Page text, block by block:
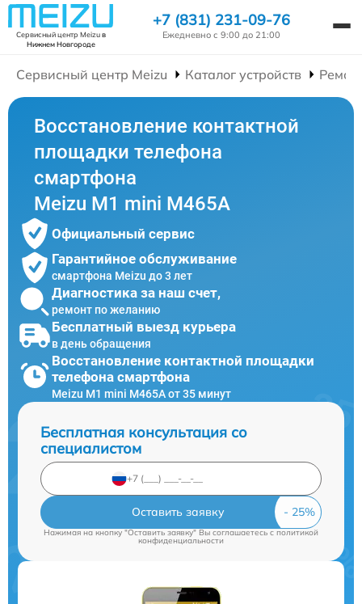
Сервисный центр Meizuв
Нижнем Новгороде
+7 (831) 231-09-76
Ежедневно с 9:00 до 21:00
Сервисный центр Meizu Каталог устройств
Восстановление контактной
площадки телефона
смартфона
Meizu M1 mini M465A
Официальный сервис
Гарантийное обслуживание
смартфона Meizu до 3 лет
Диагностика за наш счет,
ремонт по желанию
Бесплатный выезд курьера
в день обращения
Восстановление контактной площадки
телефона смартфона
Meizu M1 mini M465A от 35 минут
Бесплатная консультация со
специалистом
Оставить заявку
Нажимая на кнопку "Оставить заявку" Вы соглашаетесь cполитикой
конфиденциальности